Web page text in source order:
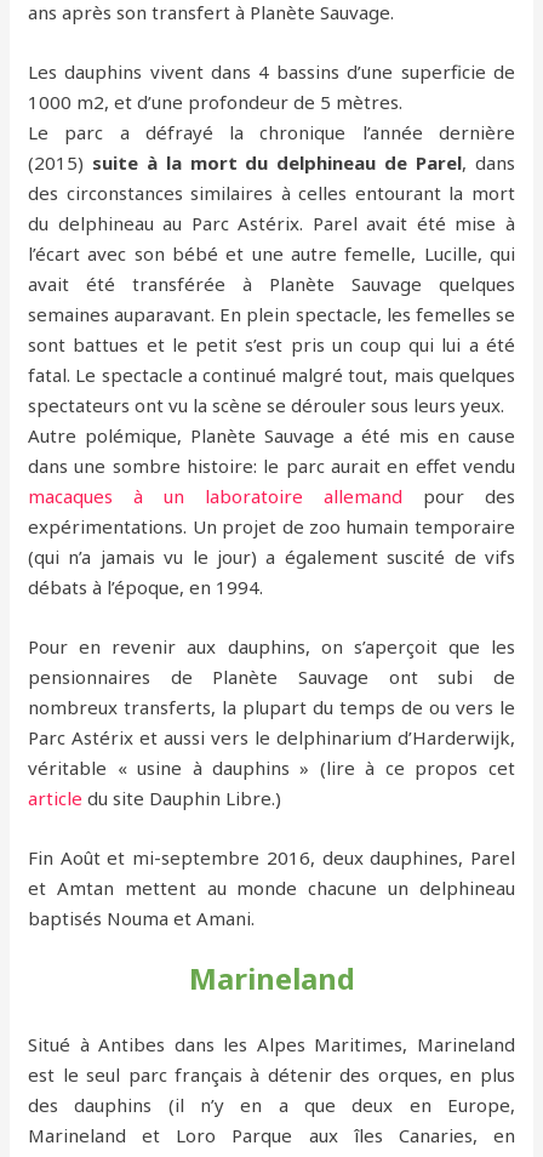
ans après son transfert à Planète Sauvage.
Les dauphins vivent dans 4 bassins d’une superficie de
1000 m2, et d’une profondeur de 5 mètres.
Le parc a défrayé la chronique l’année dernière
(2015) suite à la mort du delphineau de Parel, dans
des circonstances similaires à celles entourant la mort
du delphineau au Parc Astérix. Parel avait été mise à
l’écart avec son bébé et une autre femelle, Lucille, qui
avait été transférée à Planète Sauvage quelques
semaines auparavant. En plein spectacle, les femelles se
sont battues et le petit s’est pris un coup qui lui a été
fatal. Le spectacle a continué malgré tout, mais quelques
spectateurs ont vu la scène se dérouler sous leurs yeux.
Autre polémique, Planète Sauvage a été mis en cause
dans une sombre histoire: le parc aurait en effet vendu
macaques à un laboratoire allemand pour des
expérimentations. Un projet de zoo humain temporaire
(qui n’a jamais vu le jour) a également suscité de vifs
débats à l’époque, en 1994.
Pour en revenir aux dauphins, on s’aperçoit que les
pensionnaires de Planète Sauvage ont subi de
nombreux transferts, la plupart du temps de ou vers le
Parc Astérix et aussi vers le delphinarium d’Harderwijk,
véritable « usine à dauphins » (lire à ce propos cet
article du site Dauphin Libre.)
Fin Août et mi-septembre 2016, deux dauphines, Parel
et Amtan mettent au monde chacune un delphineau
baptisés Nouma et Amani.
Marineland
Situé à Antibes dans les Alpes Maritimes, Marineland
est le seul parc français à détenir des orques, en plus
des dauphins (il n’y en a que deux en Europe,
Marineland et Loro Parque aux îles Canaries, en